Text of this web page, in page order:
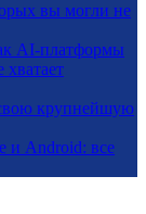
вы могли не
AI-платформы
крупнейшую
и Android: все